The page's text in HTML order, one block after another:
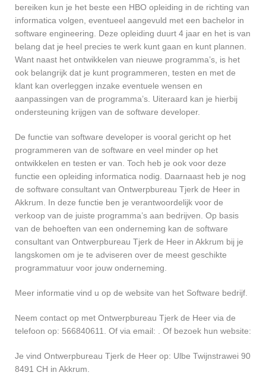
bereiken kun je het beste een HBO opleiding in de richting van
informatica volgen, eventueel aangevuld met een bachelor in
software engineering. Deze opleiding duurt 4 jaar en het is van
belang dat je heel precies te werk kunt gaan en kunt plannen.
Want naast het ontwikkelen van nieuwe programma’s, is het
ook belangrijk dat je kunt programmeren, testen en met de
klant kan overleggen inzake eventuele wensen en
aanpassingen van de programma’s. Uiteraard kan je hierbij
ondersteuning krijgen van de software developer.
De functie van software developer is vooral gericht op het
programmeren van de software en veel minder op het
ontwikkelen en testen er van. Toch heb je ook voor deze
functie een opleiding informatica nodig. Daarnaast heb je nog
de software consultant van Ontwerpbureau Tjerk de Heer in
Akkrum. In deze functie ben je verantwoordelijk voor de
verkoop van de juiste programma’s aan bedrijven. Op basis
van de behoeften van een onderneming kan de software
consultant van Ontwerpbureau Tjerk de Heer in Akkrum bij je
langskomen om je te adviseren over de meest geschikte
programmatuur voor jouw onderneming.
Meer informatie vind u op de website van het Software bedrijf.
Neem contact op met Ontwerpbureau Tjerk de Heer via de
telefoon op: 566840611. Of via email:
. Of bezoek hun website:
Je vind Ontwerpbureau Tjerk de Heer op: Ulbe Twijnstrawei 90
8491 CH in Akkrum.